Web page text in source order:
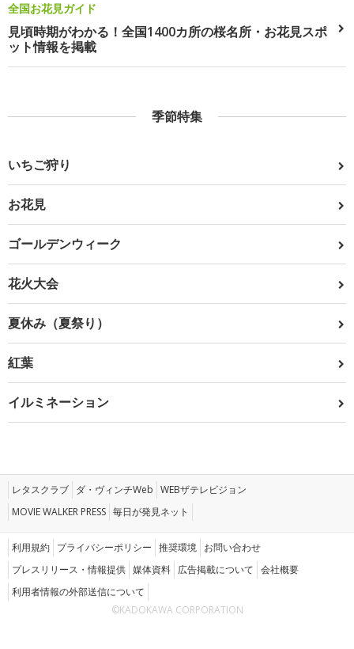
全国お花見ガイド
見頃時期がわかる！全国1400カ所の桜名所・お花見スポ
ット情報を掲載
季節特集
いちご狩り
お花見
ゴールデンウィーク
花火大会
夏休み（夏祭り）
紅葉
イルミネーション
レタスクラブ ダ・ヴィンチWeb WEBザテレビジョン
MOVIE WALKER PRESS 毎日が発見ネット
利用規約 プライバシーポリシー 推奨環境 お問い合わせ
プレスリリース・情報提供 媒体資料 広告掲載について 会社概要
利用者情報の外部送信について
©KADOKAWA CORPORATION